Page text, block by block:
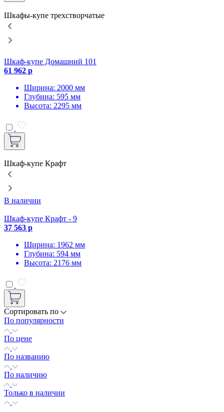
Шкафы-купе трехстворчатые
Шкаф-купе Домашний 101
61 962 р
Ширина: 2000 мм
Глубина: 595 мм
Высота: 2295 мм
Шкаф-купе Крафт
В наличии
Шкаф-купе Крафт - 9
37 563 р
Ширина: 1962 мм
Глубина: 594 мм
Высота: 2176 мм
Сортировать по
По популярности
По цене
По названию
По наличию
Только в наличии